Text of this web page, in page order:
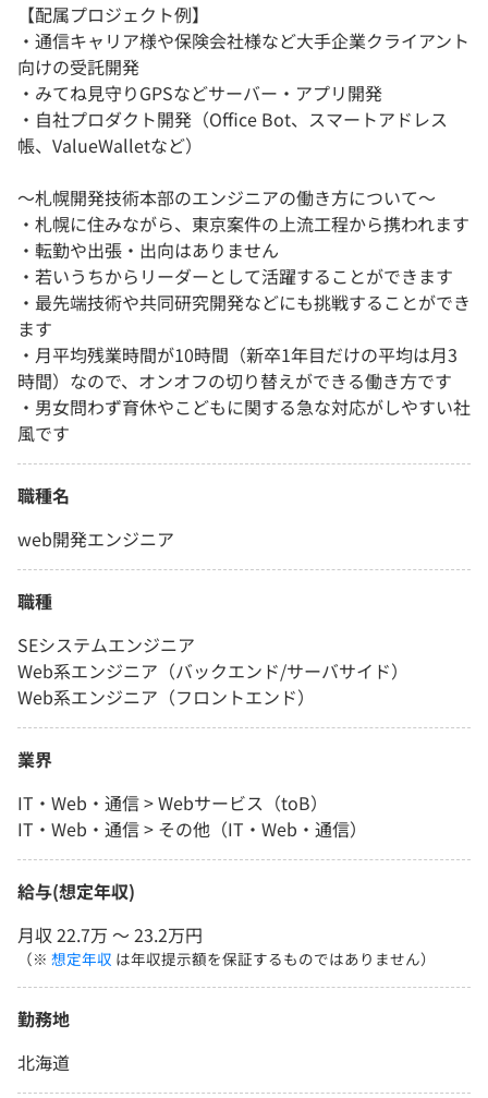
【配属プロジェクト例】
・通信キャリア様や保険会社様など大手企業クライアント
向けの受託開発
・みてね見守りGPSなどサーバー・アプリ開発
・自社プロダクト開発（Office Bot、スマートアドレス
帳、ValueWalletなど）
～札幌開発技術本部のエンジニアの働き方について～
・札幌に住みながら、東京案件の上流工程から携われます
・転勤や出張・出向はありません
・若いうちからリーダーとして活躍することができます
・最先端技術や共同研究開発などにも挑戦することができ
ます
・月平均残業時間が10時間（新卒1年目だけの平均は月3
時間）なので、オンオフの切り替えができる働き方です
・男女問わず育休やこどもに関する急な対応がしやすい社
風です
職種名
web開発エンジニア
職種
SEシステムエンジニア
Web系エンジニア（バックエンド/サーバサイド）
Web系エンジニア（フロントエンド）
業界
IT・Web・通信 > Webサービス（toB）
IT・Web・通信 > その他（IT・Web・通信）
給与(想定年収)
月収 22.7万 〜 23.2万円
（※ 想定年収 は年収提示額を保証するものではありません）
勤務地
北海道